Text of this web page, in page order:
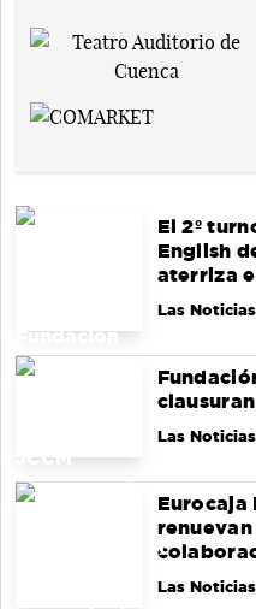
El 2º
English
aterriza
Las Noticias
Las Noticias
Eurocaja
Las Noticias